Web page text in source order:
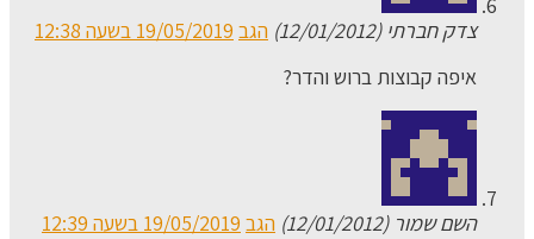
צדק חברתי (12/01/2012) הגב 19/05/2019 בשעה 12:38
איפה קבוצות ברוש והדר?
השם שמור (12/01/2012) הגב 19/05/2019 בשעה 12:39